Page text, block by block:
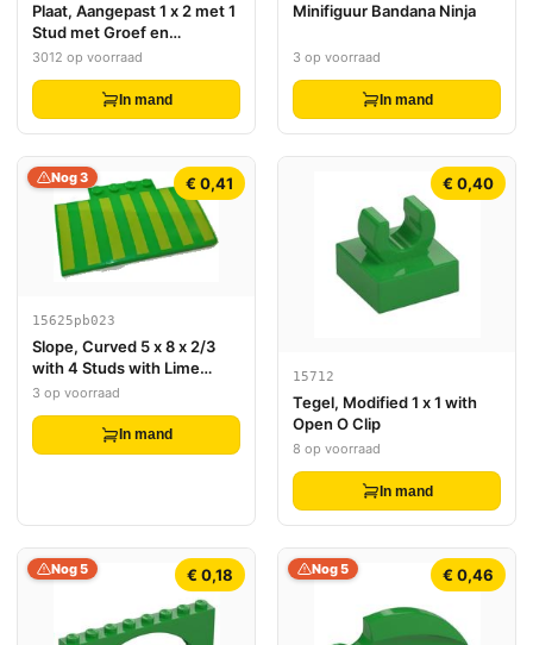
Plaat, Aangepast 1 x 2 met 1
Stud met Groef en
Onderkant Stud Houder
3012 op voorraad
In mand
Minifiguur Bandana Ninja
3 op voorraad
In mand
€ 0,41
Nog 3
15625pb023
Slope, Curved 5 x 8 x 2/3
with 4 Studs with Lime
Stripes Pattern
3 op voorraad
In mand
€ 0,40
15712
Tegel, Modified 1 x 1 with
Open O Clip
8 op voorraad
In mand
€ 0,18
Nog 5 € 0,46
Nog 5